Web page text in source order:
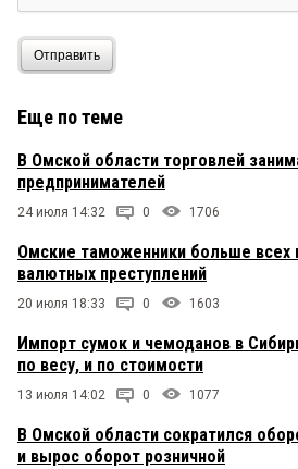
Отправить
Еще по теме
В Омской области торговлей
предпринимателей
24 июля 14:32 0 1706
Омские таможенники больше всех
валютных преступлений
20 июля 18:33 0 1603
Импорт сумок и чемоданов в
по весу, и по стоимости
13 июля 14:02 0 1077
В Омской области сократился
и вырос оборот розничной